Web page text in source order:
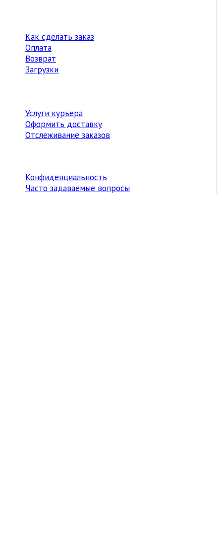
Как сделать заказ
Оплата
Возврат
Загрузки
Услуги курьера
Оформить доставку
Отслеживание заказов
Конфиденциальность
Часто задаваемые вопросы